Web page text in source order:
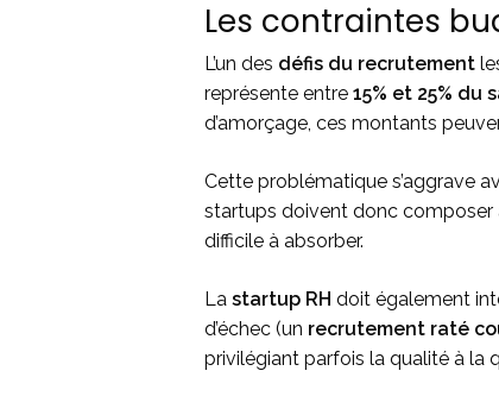
Les contraintes
L’un des défis du recrutement
représente entre 15% et 25% du
d’amorçage, ces montants
Cette problématique s’aggrave
startups doivent donc composer
difficile à absorber.
La startup RH doit également
d’échec (un recrutement raté
privilégiant parfois la qualité à la